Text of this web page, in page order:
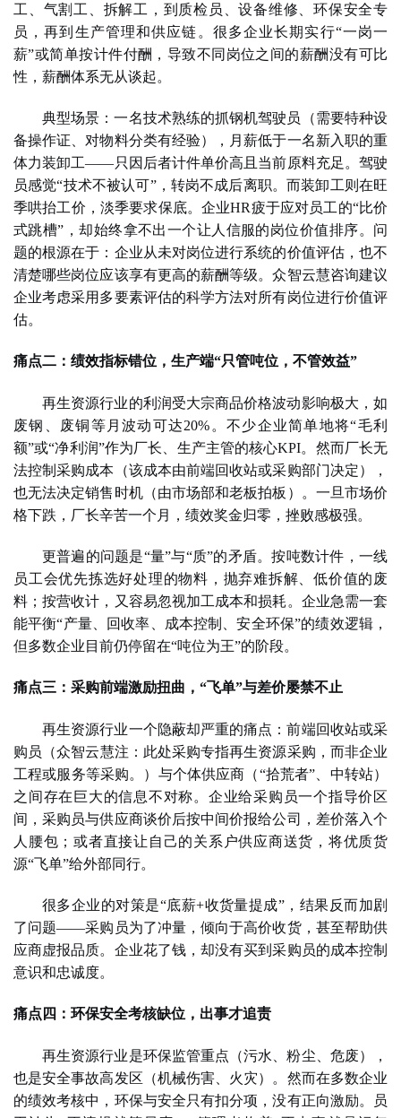
工、气割工、拆解工，到质检员、设备维修、环保安全专
员，再到生产管理和供应链。很多企业长期实行“一岗一
薪”或简单按计件付酬，导致不同岗位之间的薪酬没有可比
性 ， 薪酬体系无从谈起。
典型场景：一名技术熟练的抓钢机驾驶员（需要特种设
备操作证、对物料分类有经验），月薪低于一名新入职的重
体力装卸工——只因后者计件单价高且当前原料充足。驾驶
员感觉“技术不被认可”，转岗不成后离职。而装卸工则在旺
季哄抬工价，淡季要求保底。企业HR疲于应对员工的“比价
式跳槽”，却始终拿不出一个让人信服的岗位价值排序。问
题的根源在于：企业从未对岗位进行系统的价值评估，也不
清楚哪些岗位应该享有更高的薪酬等级。众智云慧咨询建议
企业考虑采用多要素评估的科学方法对所有岗位进行价值评
估。
痛点二：绩效指标错位，生产端“只管吨位，不管效益”
再生资源行业的利润受大宗商品价格波动影响极大 ，如
废钢、废铜等月波动可达20%。不少企业简单地将“毛利
额”或“净利润”作为厂长、生产主管的核心KPI。然而厂长无
法控制采购成本（该成本由前端回收站或采购部门决定），
也无法决定销售时机（由市场部和老板拍板）。一旦市场价
格下跌，厂长辛苦一个月，绩效奖金归零，挫败感极强。
更普遍的问题是“量”与“质”的矛盾。按吨数计件，一线
员工会优先拣选好处理的物料，抛弃难拆解、低价值的废
料；按营收计，又容易忽视加工成本和损耗。企业急需一套
能平衡“产量、回收率、成本控制、安全环保”的绩效逻辑，
但多数企业目前仍停留在“吨位为王”的阶段。
痛点三：采购前端激励扭曲， “飞单”与差价屡禁不止
再生资源行业一个隐蔽却严重的痛点：前端回收站或采
购员 （众智云慧注：此处采购专指再生资源采购，而非企业
工程或服务等采购。 ） 与个体供应商（“拾荒者” 、中转站）
之间存在巨大的信息不对称。企业给采购员一个指导价区
间，采购员与供应商谈价后按中间价报给公司，差价落入个
人腰包；或者直接让自己的关系户供应商送货，将优质货
源“飞单”给外部同行。
很多企业的对策是“底薪+收货量提成”，结果反而加剧
了问题——采购员为了冲量，倾向于高价收货，甚至帮助供
应商虚报品质。企业花了钱，却没有买到采购员的成本控制
意识和忠诚度。
痛点四：环保安全考核缺位，出事才追责
再生资源行业是环保监管重点（污水、粉尘、危废），
也是安全事故高发区（机械伤害、火灾）。然而在多数企业
的绩效考核中，环保与安全只有扣分项，没有正向激励。员